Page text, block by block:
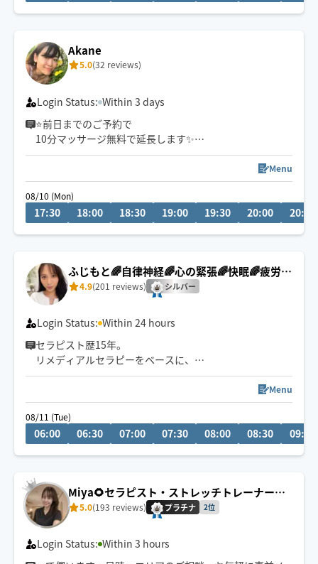
Akane
5.0(32 reviews)
Login Status: Within 3 days
⭐️前日までのご予約で
10分マッサージ無料で延長します✨
エリア外・ご希望の予約枠がない時はメッセージにてご
相談ください🙆‍♀️可能な限りで対応させて頂きます⭕️
Menu
08/10 (Mon)
17:30 18:00 18:30 19:00 19:30 20:00 20:30
ふじもと🌈自律神経🌈心の緊張🌈快眠🌈疲労回
復4.9(201 reviews) シルバー
Login Status: Within 24 hours
セラピスト歴15年。
リメディアルセラピーをベースに、
身体の深部からゆるめながら
やさしくしっかり効く💪
ただ疲れを取るだけじゃなく、
「力を抜く感覚」を思い出す時間を。
なぜかうまく力が入らない方へ。
本来のパフォーマンスに戻るお手伝いをしています。
🌟身体を見極めた施術を心掛け、
同業セラピストからもご指名頂いてます。
Menu
08/11 (Tue)
06:00 06:30 07:00 07:30 08:00 08:30 09:00
Miya🌻セラピスト・ストレッチトレーナー☺️
✨ 5.0(193 reviews) プラチナ 2位
Login Status: Within 3 hours